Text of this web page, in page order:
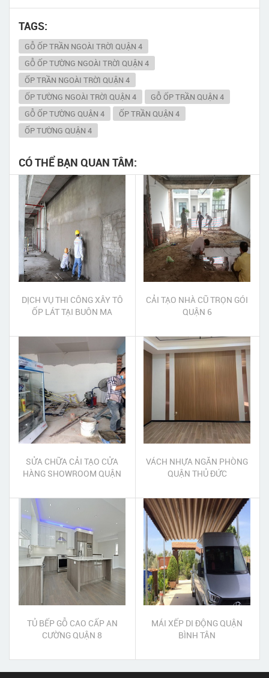
TAGS:
GỖ ỐP TRẦN NGOÀI TRỜI QUẬN 4
GỖ ỐP TƯỜNG NGOÀI TRỜI QUẬN 4
ỐP TRẦN NGOÀI TRỜI QUẬN 4
ỐP TƯỜNG NGOÀI TRỜI QUẬN 4
GỖ ỐP TRẦN QUẬN 4
GỖ ỐP TƯỜNG QUẬN 4
ỐP TRẦN QUẬN 4
ỐP TƯỜNG QUẬN 4
CÓ THỂ BẠN QUAN TÂM:
DỊCH VỤ THI CÔNG XÂY TÔ
ỐP LÁT TẠI BUÔN MA
CẢI TẠO NHÀ CŨ TRỌN GÓI
QUẬN 6
SỬA CHỮA CẢI TẠO CỬA
HÀNG SHOWROOM QUẬN
VÁCH NHỰA NGĂN PHÒNG
QUẬN THỦ ĐỨC
TỦ BẾP GỖ CAO CẤP AN
CƯỜNG QUẬN 8
MÁI XẾP DI ĐỘNG QUẬN
BÌNH TÂN